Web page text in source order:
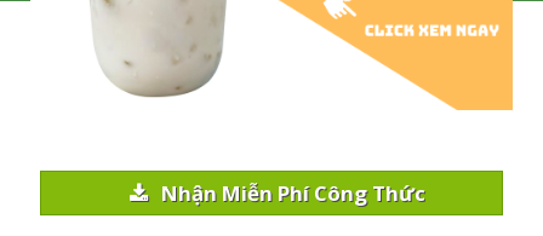
Nhận Miễn Phí Công Thức